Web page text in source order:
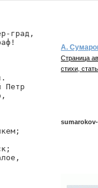
град,
Петр
А.
Страница
стихи,